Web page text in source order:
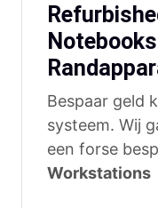
Bespaar geld
systeem. Wij
een forse
Workstations